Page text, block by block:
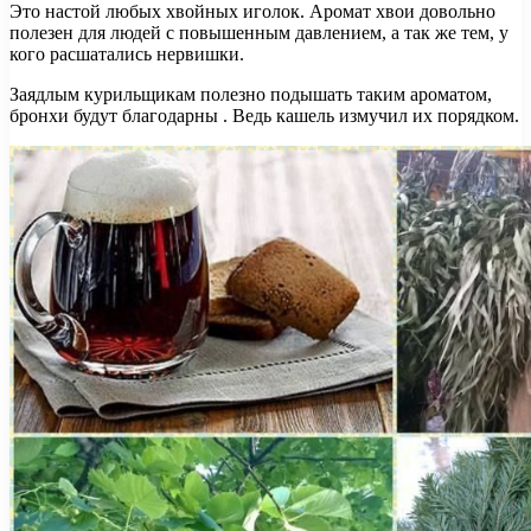
Это настой любых хвойных иголок. Аромат хвои довольно
полезен для людей с повышенным давлением, а так же тем, у
кого расшатались нервишки.
Заядлым курильщикам полезно подышать таким ароматом,
бронхи будут благодарны . Ведь кашель измучил их порядком.